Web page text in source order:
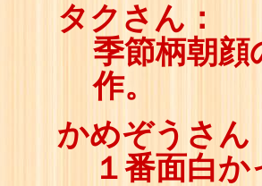
タクさん：
季節柄朝顔
作。
かめぞうさん
１番面白